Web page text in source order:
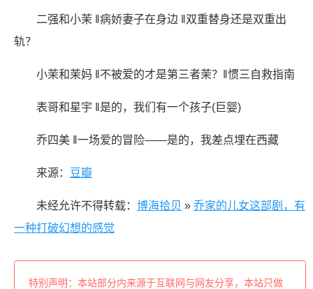
二强和小茉 ‖病娇妻子在身边 ‖双重替身还是双重出
轨？
小茉和茉妈 ‖不被爱的才是第三者茉？‖惯三自救指南
表哥和星宇 ‖是的，我们有一个孩子(巨婴)
乔四美 ‖一场爱的冒险——是的，我差点埋在西藏
来源： 豆瓣
未经允许不得转载： 博海拾贝 » 乔家的儿女这部剧，有
一种打破幻想的感觉
特别声明：本站部分内来源于互联网与网友分享，本站只做